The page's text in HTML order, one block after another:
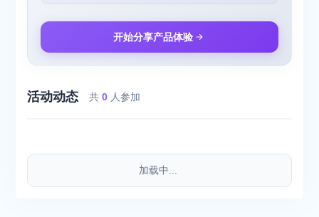
开始分享产品体验
活动动态 共0 人参加
加载中...